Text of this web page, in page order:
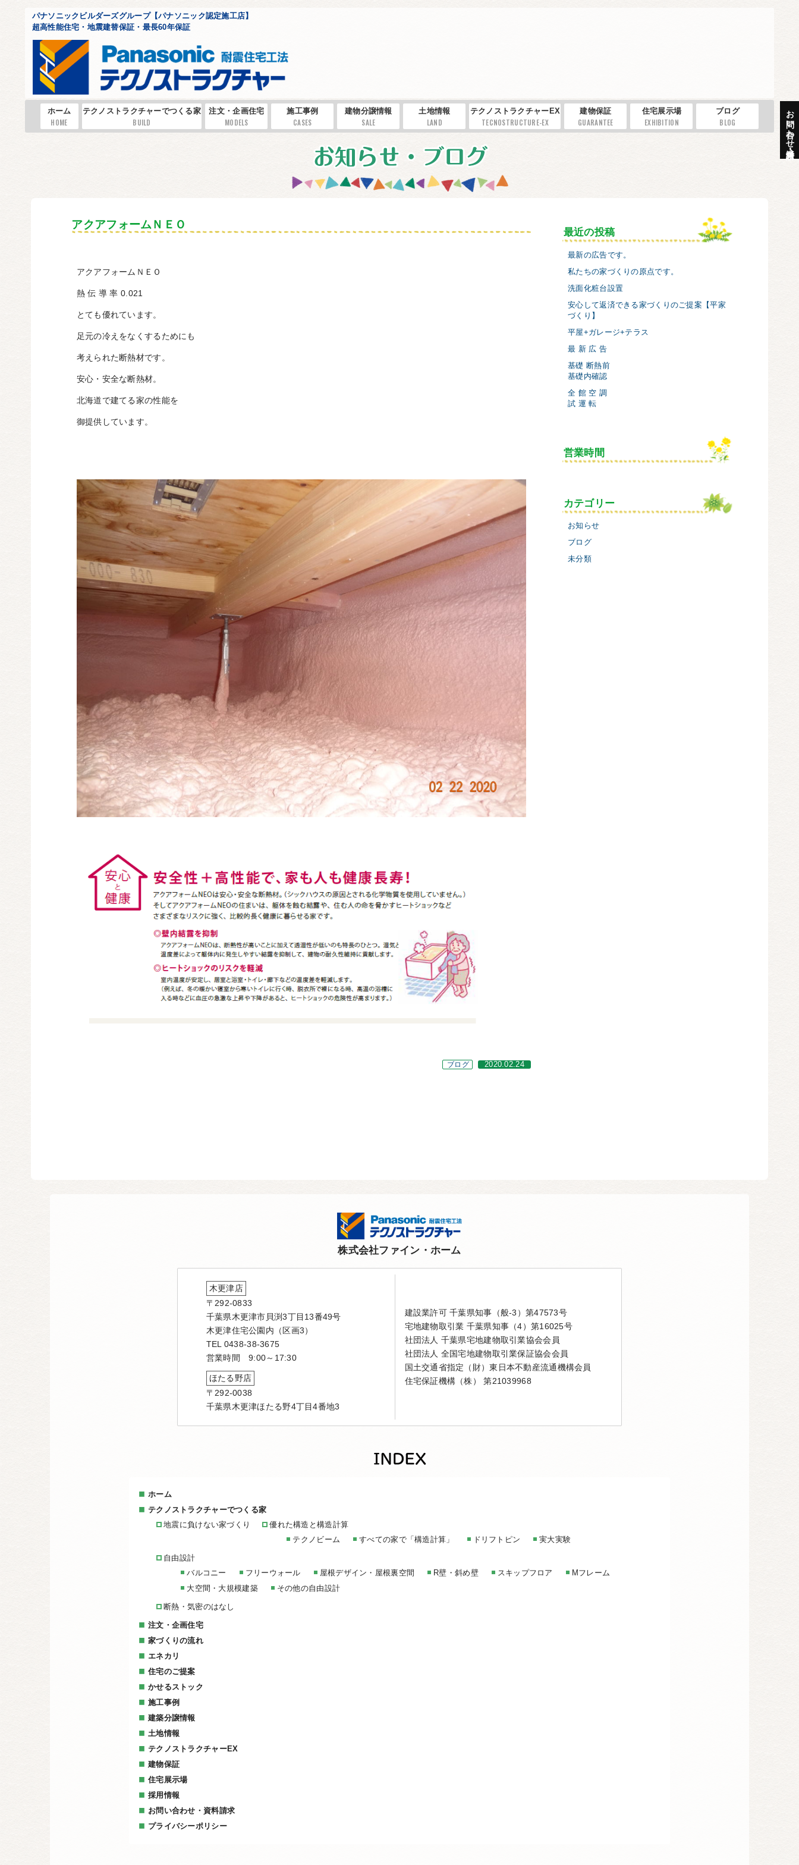
お問い合わせ・資料請求
パナソニックビルダーズグループ【パナソニック認定施工店】
超高性能住宅・地震建替保証・最長60年保証
ホーム
HOME
テクノストラクチャーでつくる家
BUILD
注文・企画住宅
MODELS
施工事例
CASES
建物分譲情報
SALE
土地情報
LAND
テクノストラクチャーEX
TECNOSTRUCTURE-EX
建物保証
GUARANTEE
住宅展示場
EXHIBITION
ブログ
BLOG
アクアフォームＮＥＯ
アクアフォームＮＥＯ
熱 伝 導 率 0.021
とても優れています。
足元の冷えをなくするためにも
考えられた断熱材です。
安心・安全な断熱材。
北海道で建てる家の性能を
御提供しています。
ブログ 2020.02.24
最近の投稿
最新の広告です。
私たちの家づくりの原点です。
洗面化粧台設置
安心して返済できる家づくりのご提案【平家
づくり】
平屋+ガレージ+テラス
最 新 広 告
基礎 断熱前
基礎内確認
全 館 空 調
試 運 転
営業時間
カテゴリー
お知らせ
ブログ
未分類
株式会社ファイン・ホーム
木更津店
〒292-0833
千葉県木更津市貝渕3丁目13番49号
木更津住宅公園内（区画3）
TEL 0438-38-3675
営業時間 9:00～17:30
ほたる野店
〒292-0038
千葉県木更津ほたる野4丁目4番地3
建設業許可 千葉県知事（般-3）第47573号
宅地建物取引業 千葉県知事（4）第16025号
社団法人 千葉県宅地建物取引業協会会員
社団法人 全国宅地建物取引業保証協会会員
国土交通省指定（財）東日本不動産流通機構会員
住宅保証機構（株） 第21039968
ホーム
テクノストラクチャーでつくる家
地震に負けない家づくり
優れた構造と構造計算
テクノビーム
すべての家で「構造計算」 ドリフトピン 実大実験
自由設計
バルコニー
フリーウォール 屋根デザイン・屋根裏空間 R壁・斜め壁 スキップフロア
Mフレーム
大空間・大規模建築
その他の自由設計
断熱・気密のはなし
注文・企画住宅
家づくりの流れ
エネカリ
住宅のご提案
かせるストック
施工事例
建築分譲情報
土地情報
テクノストラクチャーEX
建物保証
住宅展示場
採用情報
お問い合わせ・資料請求
プライバシーポリシー